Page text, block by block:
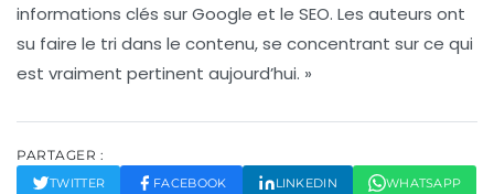
informations clés sur Google et le SEO. Les auteurs ont
su faire le tri dans le contenu, se concentrant sur ce qui
est vraiment pertinent aujourd’hui. »
PARTAGER :
TWITTER FACEBOOK LINKEDIN WHATSAPP